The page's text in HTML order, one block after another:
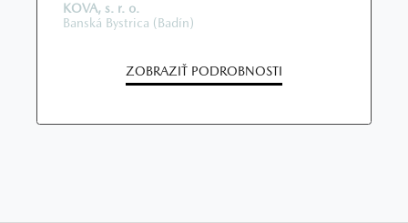
KOVA, s. r. o.
Banská Bystrica (Badín)
ZOBRAZIŤ PODROBNOSTI